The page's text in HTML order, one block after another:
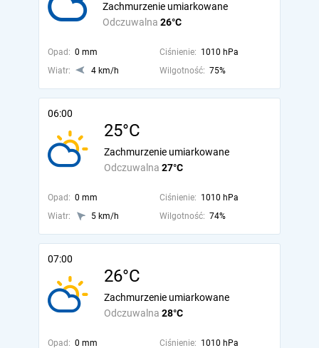
Odczuwalna 26°C
Zachmurzenie umiarkowane
Opad: 0 mm Ciśnienie: 1010 hPa
Wiatr:
4 km/h Wilgotność: 75%
06:00
25°C
Odczuwalna 27°C
Zachmurzenie umiarkowane
Opad: 0 mm Ciśnienie: 1010 hPa
Wiatr:
5 km/h Wilgotność: 74%
07:00
26°C
Odczuwalna 28°C
Zachmurzenie umiarkowane
Opad: 0 mm Ciśnienie: 1010 hPa